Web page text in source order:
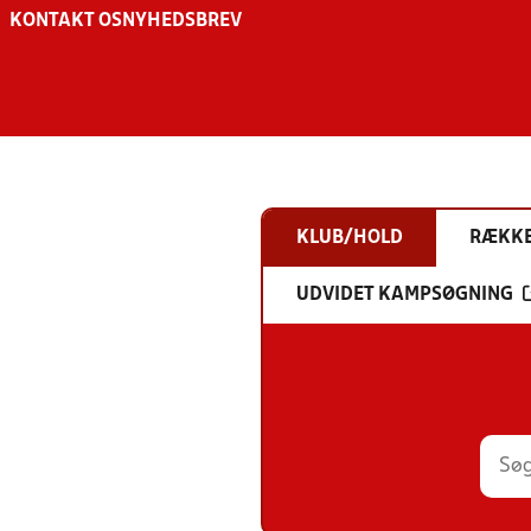
KONTAKT OS NYHEDSBREV
KLUB/HOLD
UDVIDET KAMPSØGNING